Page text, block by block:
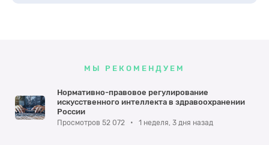
МЫ РЕКОМЕНДУЕМ
Нормативно-правовое регулирование
искусственного интеллекта в здравоохранении
России
Просмотров 52 072 • 1 неделя, 3 дня назад